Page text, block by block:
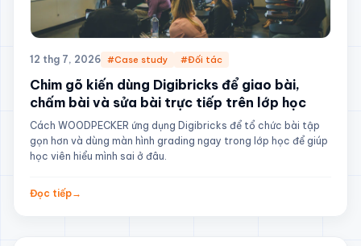
12 thg 7, 2026 #Case study #Đối tác
Chim gõ kiến dùng Digibricks để giao bài,
chấm bài và sửa bài trực tiếp trên lớp học
Cách WOODPECKER ứng dụng Digibricks để tổ chức bài tập
gọn hơn và dùng màn hình grading ngay trong lớp học để giúp
học viên hiểu mình sai ở đâu.
Đọc tiếp→